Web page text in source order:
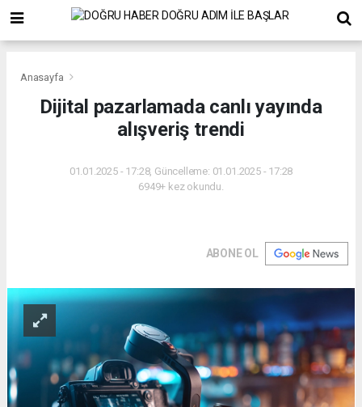
Anasayfa
Dijital pazarlamada canlı yayında
alışveriş trendi
01.01.2025 - 17:28, Güncelleme: 01.01.2025 - 17:28
6949+ kez okundu.
ABONE OL